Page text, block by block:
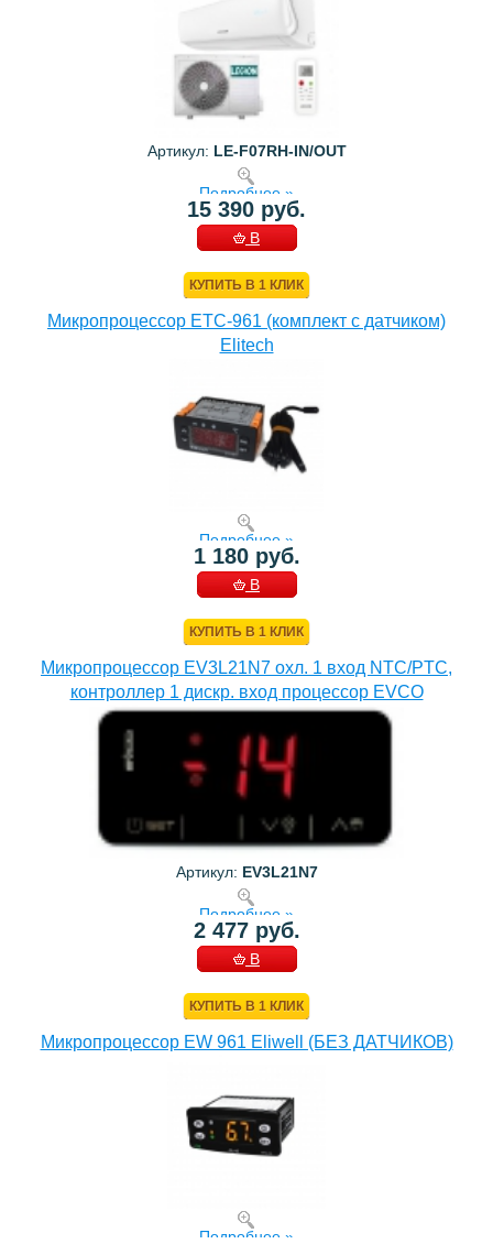
Артикул: LE-F07RH-IN/OUT
Подробнее »
15 390 руб.
В
КУПИТЬ В 1 КЛИК
Микропроцессор ETC-961 (комплект c датчиком)
Elitech
Подробнее »
1 180 руб.
В
КУПИТЬ В 1 КЛИК
Микропроцессор EV3L21N7 охл. 1 вход NTC/PTC,
контроллер 1 дискр. вход процессор EVCO
Артикул: EV3L21N7
Подробнее »
2 477 руб.
В
КУПИТЬ В 1 КЛИК
Микропроцессор EW 961 Eliwell (БЕЗ ДАТЧИКОВ)
Подробнее »